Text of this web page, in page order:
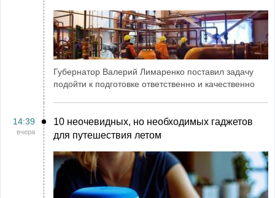
Губернатор Валерий Лимаренко поставил задачу
подойти к подготовке ответственно и качественно
14:39
вчера
10 неочевидных, но необходимых гаджетов
для путешествия летом